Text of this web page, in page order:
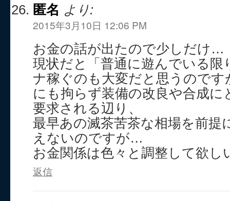
匿名 より:
2015年3月10日 12:06 PM
お金の話が出たので少しだけ…
現状だと「普通に遊んでいる限
ナ稼ぐのも大変だと思うのです
にも拘らず装備の改良や合成に
要求される辺り、
最早あの滅茶苦茶な相場を前提
えないのですが…
お金関係は色々と調整して欲し
返信